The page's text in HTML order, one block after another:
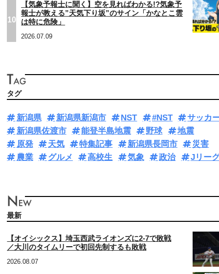
10
【気象予報士に聞く】空を見ればわかる!?気象予
報士が教える”天気下り坂”のサイン「かなとこ雲
は特に危険」
2026.07.09
タグ
新潟県 新潟県新潟市 NST #NST
サッカ
新潟県佐渡市
能登半島地震 野球
地震
原発
天気 特集記事 新潟県長岡市
災害
農業
グルメ 高校生 気象 政治 Jリー
最新
【オイシックス】埼玉西武ライオンズに2-7で敗戦
／大川のタイムリーで初回先制するも敗戦
2026.08.07